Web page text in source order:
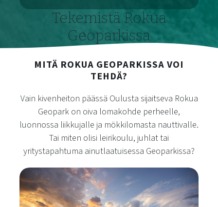
Löydä Rokua Geoparkin upeat uimarannat
Tekemistä Rokua
Geoparkissa
MITÄ ROKUA GEOPARKISSA VOI
TEHDÄ?
Vain kivenheiton päässä Oulusta sijaitseva Rokua
Geopark on oiva lomakohde perheelle,
luonnossa liikkujalle ja mökkilomasta nauttivalle.
Tai miten olisi leirikoulu, juhlat tai
yritystapahtuma ainutlaatuisessa Geoparkissa?